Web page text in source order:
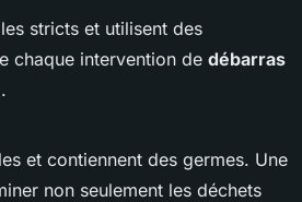
stricts et utilisent des
chaque intervention de débarras
et contiennent des germes. Une
non seulement les déchets